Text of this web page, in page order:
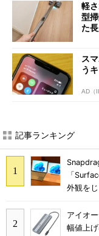
軽
型
た
ス
う
AD（
記事ランキング
「
外観を
アイオ
幅値上